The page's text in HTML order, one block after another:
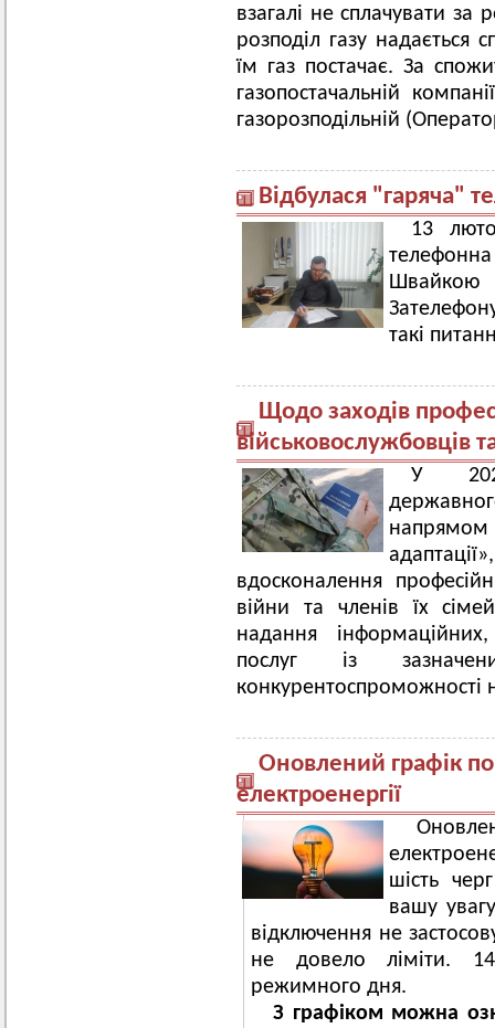
взагалі не сплачувати за
розподіл газу надається
їм газ постачає. За
газопостачальній
газорозподільній
Відбулася "гаряча"
13
телефонна
такі
Щодо заходів
військовослужбовців
У
напрямом
вдосконалення
війни та членів їх
надання
послуг із
конкурентоспроможності
Оновлений графік
електроенергії
шість
вашу
відключення не
не довело ліміти.
режимного дня.
З графіком можна